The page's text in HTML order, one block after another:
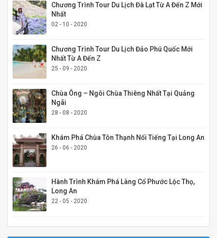
Chương Trình Tour Du Lịch Đà Lạt Từ A Đến Z Mới
Nhất
02 - 10 - 2020
Chương Trình Tour Du Lịch Đảo Phú Quốc Mới
Nhất Từ A Đến Z
25 - 09 - 2020
Chùa Ông – Ngôi Chùa Thiêng Nhất Tại Quảng
Ngãi
28 - 08 - 2020
Khám Phá Chùa Tôn Thạnh Nổi Tiếng Tại Long An
26 - 06 - 2020
Hành Trình Khám Phá Làng Cổ Phước Lộc Thọ,
Long An
22 - 05 - 2020